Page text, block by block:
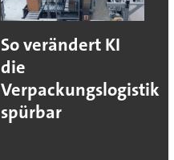
So verändert KI
die
Verpackungslogistik
spürbar